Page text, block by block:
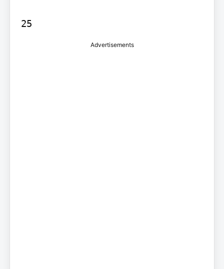
Advertisements